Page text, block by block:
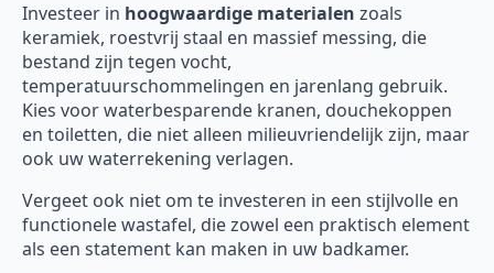
Investeer in hoogwaardige materialen zoals
keramiek, roestvrij staal en massief messing, die
bestand zijn tegen vocht,
temperatuurschommelingen en jarenlang gebruik.
Kies voor waterbesparende kranen, douchekoppen
en toiletten, die niet alleen milieuvriendelijk zijn, maar
ook uw waterrekening verlagen.
Vergeet ook niet om te investeren in een stijlvolle en
functionele wastafel, die zowel een praktisch element
als een statement kan maken in uw badkamer.